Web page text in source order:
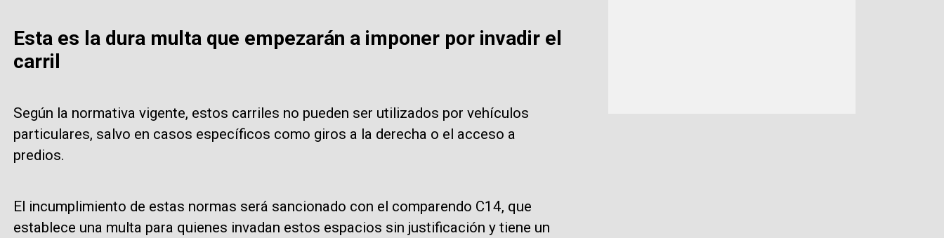
Esta es la dura multa que empezarán a imponer por invadir el
carril
Según la normativa vigente, estos carriles no pueden ser utilizados por vehículos
particulares, salvo en casos específicos como giros a la derecha o el acceso a
predios.
El incumplimiento de estas normas será sancionado con el comparendo C14, que
establece una multa para quienes invadan estos espacios sin justificación y tiene un